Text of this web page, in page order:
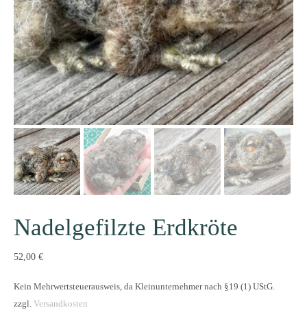
Nadelgefilzte Erdkröte
52,00 €
Kein Mehrwertsteuerausweis, da Kleinunternehmer nach §19 (1) UStG.
zzgl. Versandkosten